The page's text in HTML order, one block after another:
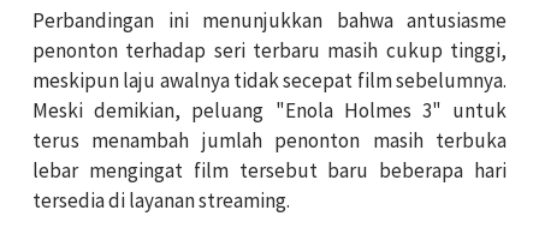
Perbandingan ini menunjukkan bahwa antusiasme
penonton terhadap seri terbaru masih cukup tinggi,
meskipun laju awalnya tidak secepat film sebelumnya.
Meski demikian, peluang "Enola Holmes 3" untuk
terus menambah jumlah penonton masih terbuka
lebar mengingat film tersebut baru beberapa hari
tersedia di layanan streaming.